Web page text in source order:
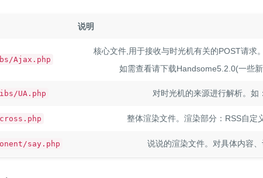
说明
Ajax.php
核心文件,用于接收与时光机有关的POST请求
如需查看请下载Handsome5.2.0(一些
UA.php 对时光机的来源进行解析。如
整体渲染文件。渲染部分：RSS自定
say.php 说说的渲染文件。对具体内容